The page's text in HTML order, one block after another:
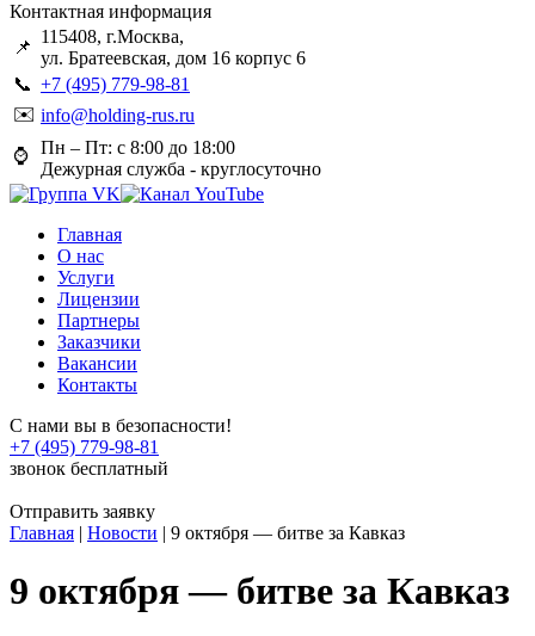
Контактная информация
📌
115408, г.Москва,
ул. Братеевская, дом 16 корпус 6
📞 +7 (495) 779-98-81
✉️ info@holding-rus.ru
⌚️ Пн – Пт: с 8:00 до 18:00
Дежурная служба - круглосуточно
Главная
О нас
Услуги
Лицензии
Партнеры
Заказчики
Вакансии
Контакты
С нами вы в безопасности!
+7 (495) 779-98-81
звонок бесплатный
Отправить заявку
Главная | Новости | 9 октября — битве за Кавказ
9 октября — битве за Кавказ